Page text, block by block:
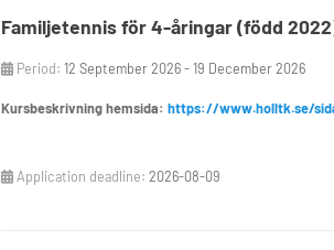
Familjetennis för 4-åringar (född
Period: 12 September 2026 - 19 December 2026
Kursbeskrivning hemsida: https://www.holltk.se/
Application deadline: 2026-08-09